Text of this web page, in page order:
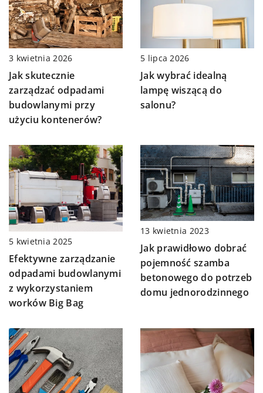
3 kwietnia 2026
Jak skutecznie
zarządzać odpadami
budowlanymi przy
użyciu kontenerów?
5 lipca 2026
Jak wybrać idealną
lampę wiszącą do
salonu?
5 kwietnia 2025
Efektywne zarządzanie
odpadami budowlanymi
z wykorzystaniem
worków Big Bag
13 kwietnia 2023
Jak prawidłowo dobrać
pojemność szamba
betonowego do potrzeb
domu jednorodzinnego